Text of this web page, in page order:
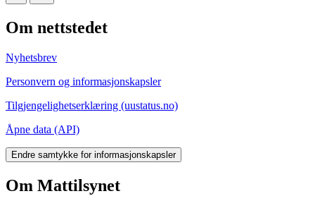
Om nettstedet
Nyhetsbrev
Personvern og informasjonskapsler
Tilgjengelighetserklæring (uustatus.no)
Åpne data (API)
Endre samtykke for informasjonskapsler
Om Mattilsynet